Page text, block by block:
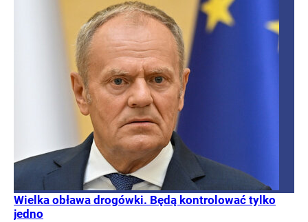
Wielka obława drogówki. Będą kontrolować tylko
jedno